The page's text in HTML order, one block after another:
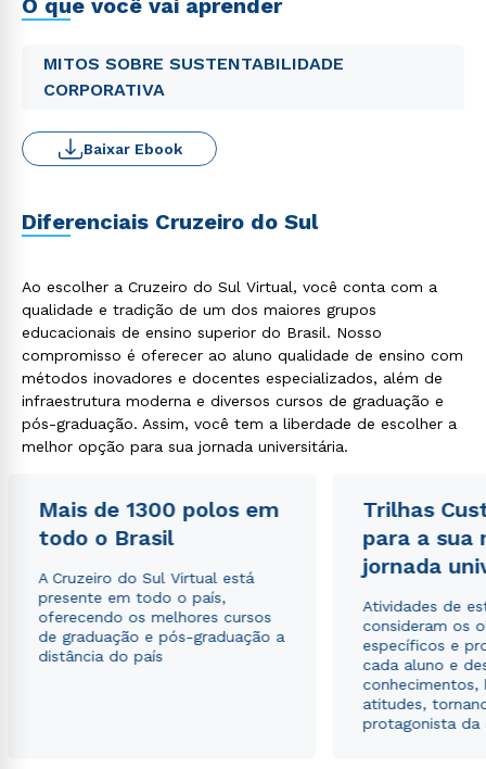
O que você vai aprender
MITOS SOBRE SUSTENTABILIDADE
CORPORATIVA
Baixar Ebook
Diferenciais Cruzeiro do Sul
Ao escolher a Cruzeiro do Sul Virtual, você conta com a
qualidade e tradição de um dos maiores grupos
educacionais de ensino superior do Brasil. Nosso
compromisso é oferecer ao aluno qualidade de ensino com
métodos inovadores e docentes especializados, além de
infraestrutura moderna e diversos cursos de graduação e
pós-graduação. Assim, você tem a liberdade de escolher a
melhor opção para sua jornada universitária.
Mais de 1300 polos em
todo o Brasil
A Cruzeiro do Sul Virtual está
presente em todo o país,
oferecendo os melhores cursos
de graduação e pós-graduação a
distância do país
Trilhas
para a sua
jornada
Atividades de
consideram os
específicos e
cada aluno e
conhecimentos,
atitudes,
protagonista da